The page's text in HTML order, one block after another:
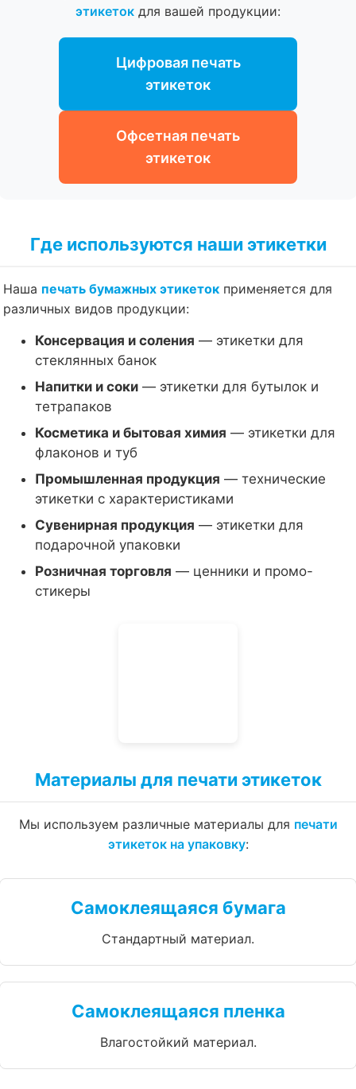
этикеток для вашей продукции:
Цифровая печать
этикеток
Офсетная печать
этикеток
Где используются наши этикетки
Наша печать бумажных этикеток применяется для
различных видов продукции:
Консервация и соления — этикетки для
стеклянных банок
Напитки и соки — этикетки для бутылок и
тетрапаков
Косметика и бытовая химия — этикетки для
флаконов и туб
Промышленная продукция — технические
этикетки с характеристиками
Сувенирная продукция — этикетки для
подарочной упаковки
Розничная торговля — ценники и промо-
стикеры
Материалы для печати этикеток
Мы используем различные материалы для печати
этикеток на упаковку:
Самоклеящаяся бумага
Стандартный материал.
Самоклеящаяся пленка
Влагостойкий материал.